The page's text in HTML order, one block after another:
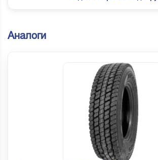
Аналоги